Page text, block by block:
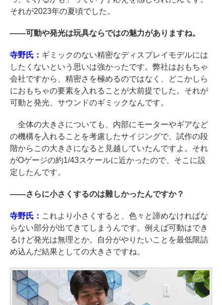
それが2023年の夏頃でした。
――可動や発光は玩具ならではの魅力がありますね。
寺野氏： ギミックのない精密なディスプレイモデルには
したくないという思いは強かったです。弊社はおもちゃ
会社ですから、精密さを極めるのではなく、どこかしら
におもちゃの要素を入れることが大前提でした。それが
可動と発光、サウンドのギミックなんです。
全体の大きさについても、内部にモーターやギアなど
の機構を入れることを考慮したサイジングで、試作の段
階からこの大きさになると見越していたんですよ。それ
がOゲージの約1/43スケールに近かったので、そこに設
定したんです。
――さらに小さくするのは難しかったんですか？
寺野氏： これより小さくすると、色々と諦めなければな
らない部分が出てきてしまうんです。例えば可動はでき
るけど発光は無理とか。自分がやりたいことを最低限詰
め込んだ結果としての大きさですね。